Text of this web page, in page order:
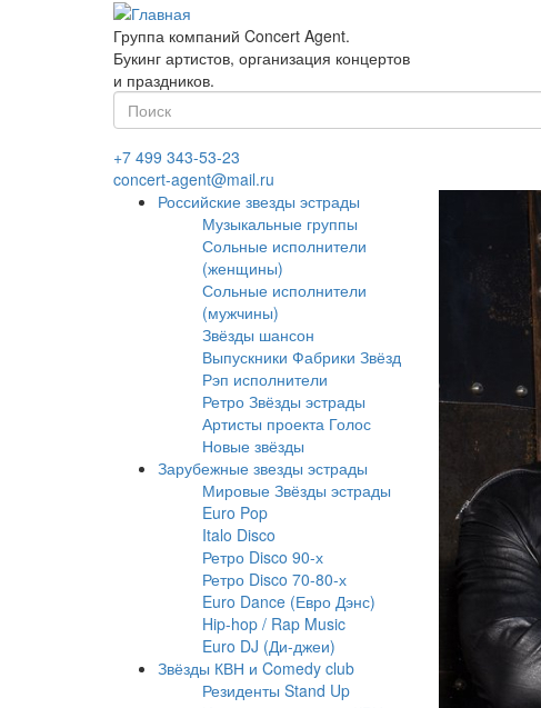
Группа компаний Concert Agent.
Букинг артистов, организация концертов
и праздников.
Форма
поиска
+7 499 343-53-23
concert-agent@mail.ru
Российские звезды эстрады
Музыкальные группы
Сольные исполнители
(женщины)
Сольные исполнители
(мужчины)
Звёзды шансон
Выпускники Фабрики Звёзд
Рэп исполнители
Ретро Звёзды эстрады
Артисты проекта Голос
Новые звёзды
Зарубежные звезды эстрады
Мировые Звёзды эстрады
Euro Pop
Italo Disco
Ретро Disco 90-х
Ретро Disco 70-80-х
Euro Dance (Евро Дэнс)
Hip-hop / Rap Music
Euro DJ (Ди-джеи)
Звёзды КВН и Comedy club
Резиденты Stand Up